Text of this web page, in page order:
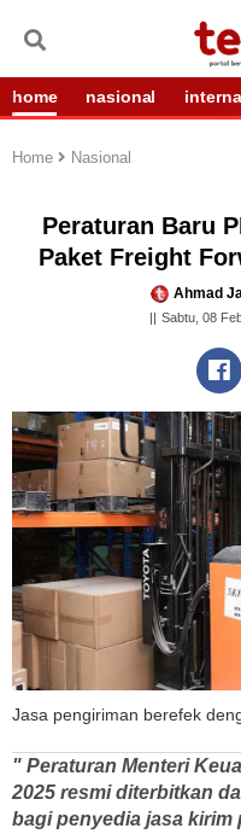
home nasional
Home Nasional
Peraturan Baru
Paket Freight
Ahmad
Sabtu, 08
Jasa pengiriman berefek
" Peraturan Menteri
2025 resmi diterbitkan
bagi penyedia jasa